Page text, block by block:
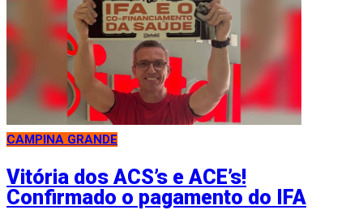
CAMPINA GRANDE
Vitória dos ACS’s e ACE’s!
Confirmado o pagamento do IFA